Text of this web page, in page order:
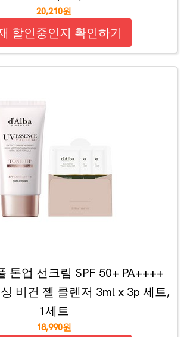
20,210원
할인중인지 확인하기
톤업 선크림 SPF 50+ PA++++
비건 젤 클렌저 3ml x 3p 세트,
1세트
18,990원